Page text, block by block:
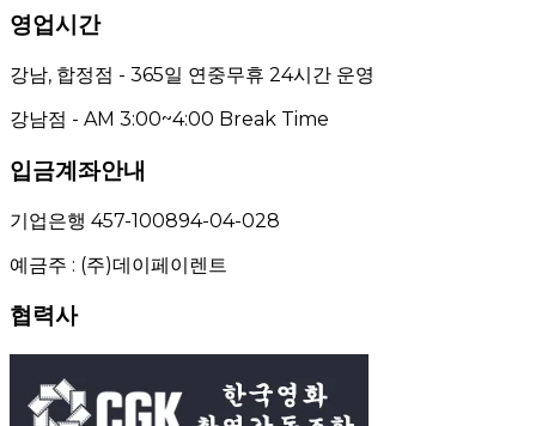
영업시간
강남, 합정점 - 365일 연중무휴 24시간 운영
강남점 - AM 3:00~4:00 Break Time
입금계좌안내
기업은행 457-100894-04-028
예금주 : (주)데이페이렌트
협력사